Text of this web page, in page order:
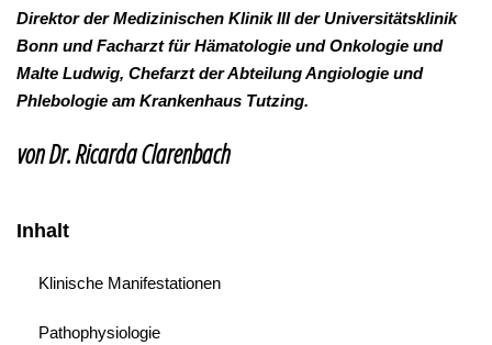
Direktor der Medizinischen Klinik III der Universitätsklinik
Bonn und Facharzt für Hämatologie und Onkologie und
Malte Ludwig, Chefarzt der Abteilung Angiologie und
Phlebologie am Krankenhaus Tutzing.
von Dr. Ricarda Clarenbach
Inhalt
Klinische Manifestationen
Pathophysiologie